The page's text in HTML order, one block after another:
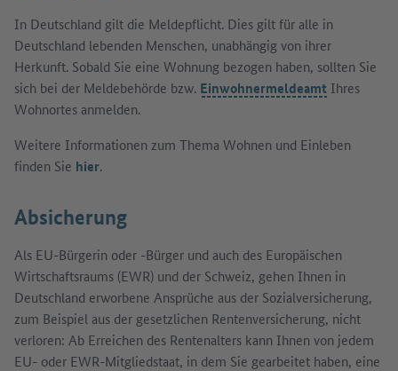
In Deutschland gilt die Meldepflicht. Dies gilt für alle in
Deutschland lebenden Menschen, unabhängig von ihrer
Herkunft. Sobald Sie eine Wohnung bezogen haben, sollten Sie
sich bei der Meldebehörde bzw. Einwohnermeldeamt Ihres
Wohnortes anmelden.
Weitere Informationen zum Thema Wohnen und Einleben
finden Sie hier.
Absicherung
Als EU-Bürgerin oder -Bürger und auch des Europäischen
Wirtschaftsraums (EWR) und der Schweiz, gehen Ihnen in
Deutschland erworbene Ansprüche aus der Sozialversicherung,
zum Beispiel aus der gesetzlichen Rentenversicherung, nicht
verloren: Ab Erreichen des Rentenalters kann Ihnen von jedem
EU- oder EWR-Mitgliedstaat, in dem Sie gearbeitet haben, eine